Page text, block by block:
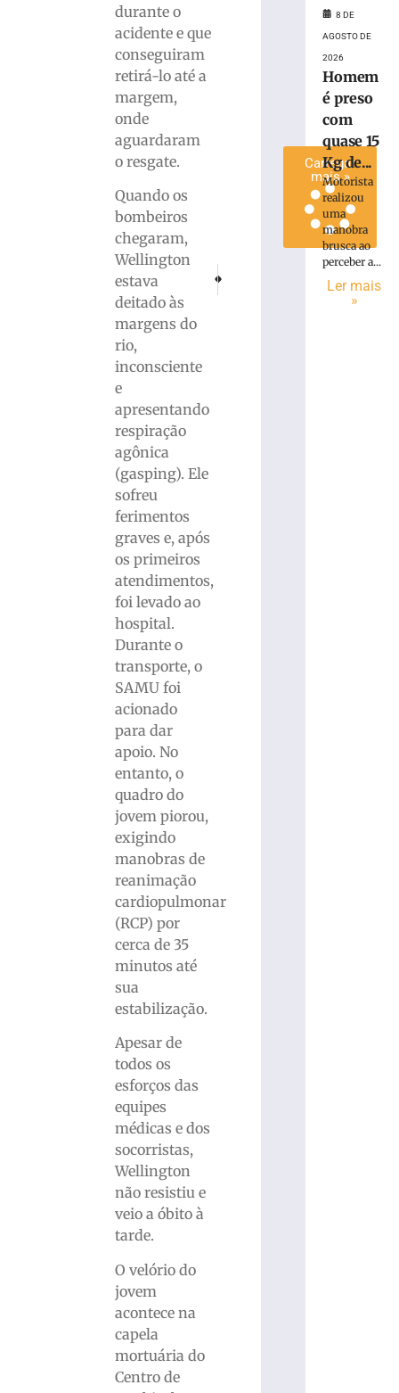
durante o
acidente e que
conseguiram
retirá-lo até a
margem,
onde
aguardaram
o resgate.
Quando os
bombeiros
chegaram,
Wellington
estava
deitado às
margens do
rio,
inconsciente
e
apresentando
respiração
agônica
(gasping). Ele
sofreu
ferimentos
graves e, após
os primeiros
atendimentos,
foi levado ao
hospital.
Durante o
transporte, o
SAMU foi
acionado
para dar
apoio. No
entanto, o
quadro do
jovem piorou,
exigindo
manobras de
reanimação
cardiopulmonar
(RCP) por
cerca de 35
minutos até
sua
estabilização.
Apesar de
todos os
esforços das
equipes
médicas e dos
socorristas,
Wellington
não resistiu e
veio a óbito à
tarde.
O velório do
jovem
acontece na
capela
mortuária do
Centro de
Unidades de saúde de
Acidente com capotamento é registrado
Carregar
mais »
8 DE
AGOSTO DE
2026
Homem
é preso
com
quase 15
Kg de...
Motorista
realizou
uma
manobra
brusca ao
perceber a...
Ler mais
»